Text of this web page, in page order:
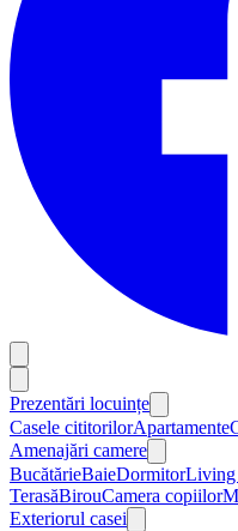
Prezentări locuințe
Casele cititorilorApartamente
Amenajări camere
BucătărieBaieDormitor
TerasăBirouCamera copiilor
Exteriorul casei